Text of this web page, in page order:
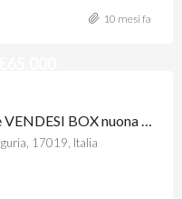
10 mesi fa
17019, Italia